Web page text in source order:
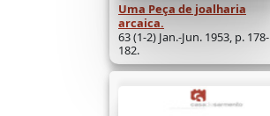
Uma Peça de joalharia
arcaica.
63 (1-2) Jan.-Jun. 1953, p. 178-
182.